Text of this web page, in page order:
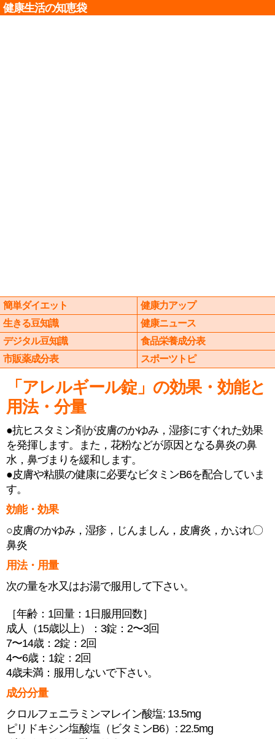
健康生活の知恵袋
簡単ダイエット
健康力アップ
生きる豆知識
健康ニュース
デジタル豆知識
食品栄養成分表
市販薬成分表
スポーツトピ
「アレルギール錠」の効果・効能と
用法・分量
●抗ヒスタミン剤が皮膚のかゆみ，湿疹にすぐれた効果
を発揮します。また，花粉などが原因となる鼻炎の鼻
水，鼻づまりを緩和します。
●皮膚や粘膜の健康に必要なビタミンB6を配合していま
す。
効能・効果
○皮膚のかゆみ，湿疹，じんましん，皮膚炎，かぶれ〇
鼻炎
用法・用量
次の量を水又はお湯で服用して下さい。
［年齢：1回量：1日服用回数］
成人（15歳以上）：3錠：2〜3回
7〜14歳：2錠：2回
4〜6歳：1錠：2回
4歳未満：服用しないで下さい。
成分分量
クロルフェニラミンマレイン酸塩: 13.5mg
ピリドキシン塩酸塩（ビタミンB6）: 22.5mg